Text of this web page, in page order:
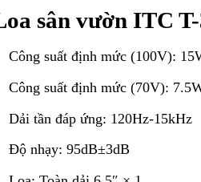
sân vườn ITC
Công suất định mức (100V):
Công suất định mức (70V):
Dải tần đáp ứng: 120Hz-15kHz
Độ nhạy: 95dB±3dB